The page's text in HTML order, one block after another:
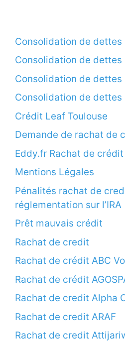
Consolidation de dettes
Consolidation de dettes
Consolidation de dettes
Consolidation de dettes
Crédit Leaf Toulouse
Demande de rachat de
Eddy.fr Rachat de crédit
Mentions Légales
Pénalités rachat de
réglementation sur l’IRA
Prêt mauvais crédit
Rachat de credit
Rachat de crédit ABC
Rachat de crédit
Rachat de credit Alpha
Rachat de credit ARAF
Rachat de credit